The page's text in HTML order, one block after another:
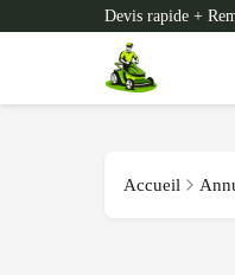
Devis rapide +
Accueil